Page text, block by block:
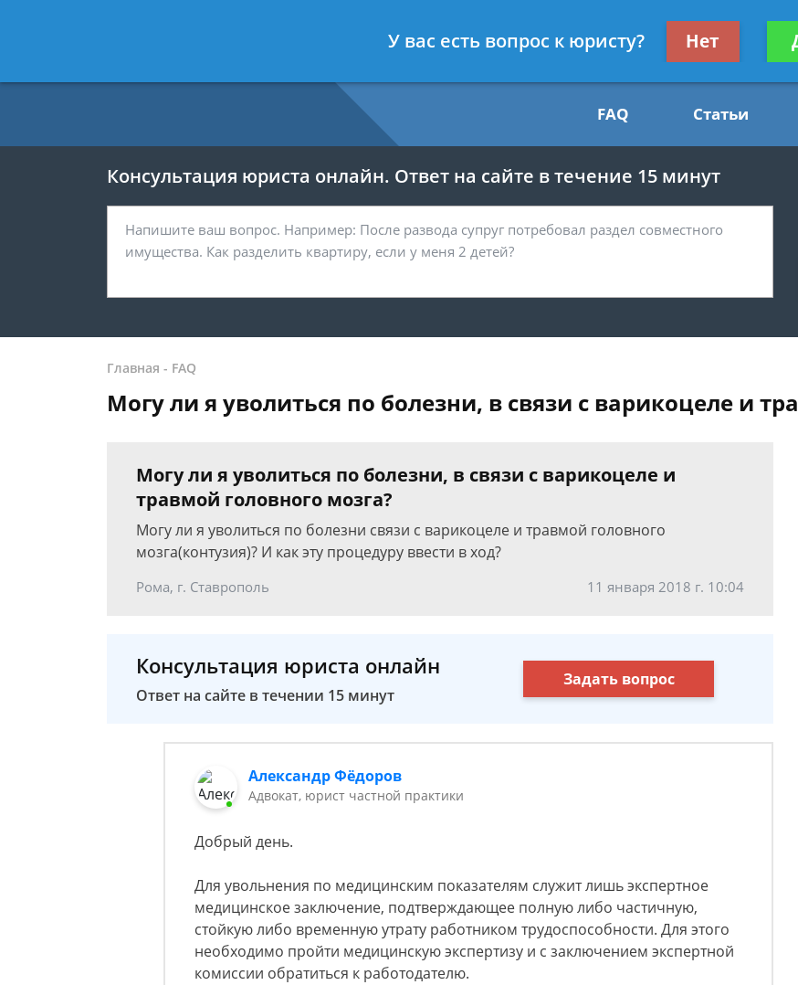
7 812 467-37-54
Получите
FAQ Статьи
Консультация юриста онлайн. Ответ на сайте в течение 15 минут
Главная - FAQ
Могу ли я уволиться по болезни, в связи с варикоцеле и
Могу ли я уволиться по болезни, в связи с варикоцеле и
травмой головного мозга?
Могу ли я уволиться по болезни связи с варикоцеле и травмой головного
мозга(контузия)? И как эту процедуру ввести в ход?
Рома, г. Ставрополь 11 января 2018 г. 10:04
Консультация юриста онлайн
Ответ на сайте в течении 15 минут
Задать вопрос
Александр Фёдоров
Адвокат, юрист частной практики
Добрый день.
Для увольнения по медицинским показателям служит лишь экспертное
медицинское заключение, подтверждающее полную либо частичную,
стойкую либо временную утрату работником трудоспособности.​​ Для этого
необходимо пройти медицинскую экспертизу и с заключением экспертной
комиссии обратиться к работодателю.
У вас есть вопрос к юристу? Нет